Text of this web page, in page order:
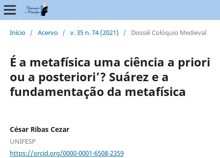
Início / Acervo / v. 35 n. 74 (2021) / Dossiê Colóquio Medieval
É a metafísica uma ciência a priori
ou a posteriori’? Suárez e a
fundamentação da metafísica
César Ribas Cezar
UNIFESP
https://orcid.org/0000-0001-6508-2359